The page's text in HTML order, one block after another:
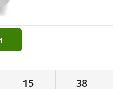
Мин Сек